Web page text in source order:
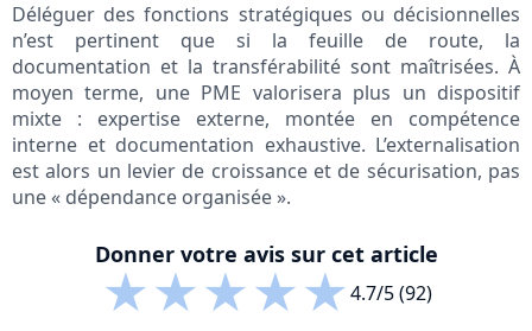
Déléguer des fonctions stratégiques ou décisionnelles
n’est pertinent que si la feuille de route, la
documentation et la transférabilité sont maîtrisées. À
moyen terme, une PME valorisera plus un dispositif
mixte : expertise externe, montée en compétence
interne et documentation exhaustive. L’externalisation
est alors un levier de croissance et de sécurisation, pas
une « dépendance organisée ».
Donner votre avis sur cet article
★★★★★4.7/5 (92)